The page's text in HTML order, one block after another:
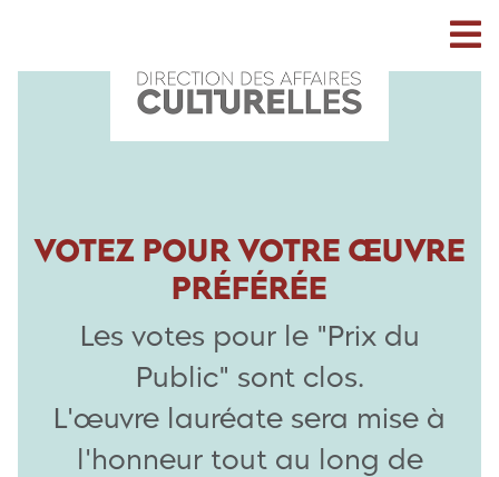
VOTEZ POUR VOTRE ŒUVRE
PRÉFÉRÉE
Les votes pour le "Prix du
Public" sont clos.
L'œuvre lauréate sera mise à
l'honneur tout au long de